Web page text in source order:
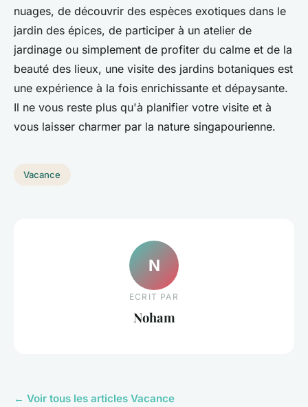
nuages, de découvrir des espèces exotiques dans le
jardin des épices, de participer à un atelier de
jardinage ou simplement de profiter du calme et de la
beauté des lieux, une visite des jardins botaniques est
une expérience à la fois enrichissante et dépaysante.
Il ne vous reste plus qu'à planifier votre visite et à
vous laisser charmer par la nature singapourienne.
Vacance
N
ECRIT PAR
Noham
← Voir tous les articles Vacance